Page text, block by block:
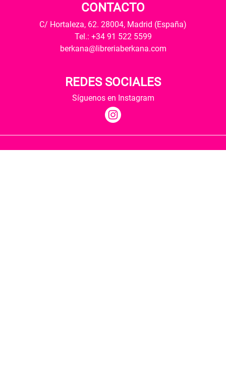
CONTACTO
C/ Hortaleza, 62. 28004, Madrid (España)
Tel.: +34 91 522 5599
berkana@libreriaberkana.com
REDES SOCIALES
Síguenos en Instagram